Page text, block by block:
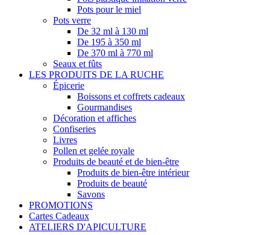
Pots pour le miel
Pots verre
De 32 ml à 130 ml
De 195 à 350 ml
De 370 ml à 770 ml
Seaux et fûts
LES PRODUITS DE LA RUCHE
Épicerie
Boissons et coffrets cadeaux
Gourmandises
Décoration et affiches
Confiseries
Livres
Pollen et gelée royale
Produits de beauté et de bien-être
Produits de bien-être intérieur
Produits de beauté
Savons
PROMOTIONS
Cartes Cadeaux
ATELIERS D'APICULTURE